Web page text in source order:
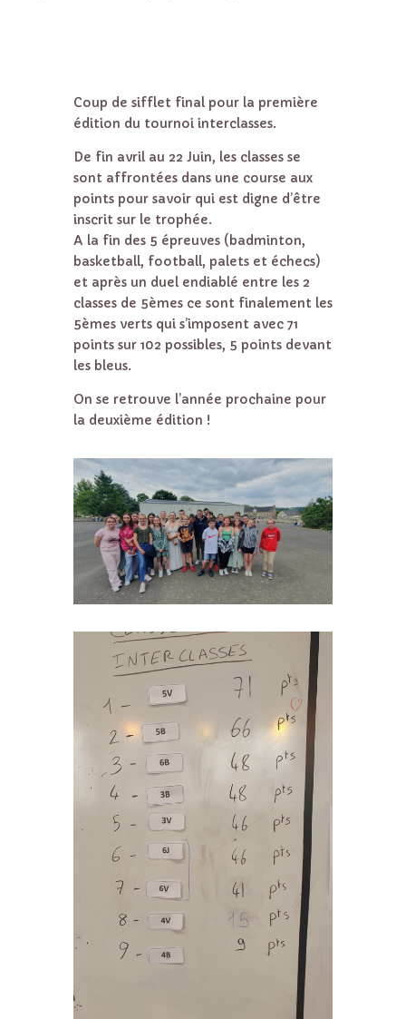
Coup de sifflet final pour la première
édition du tournoi interclasses.
De fin avril au 22 Juin, les classes se
sont affrontées dans une course aux
points pour savoir qui est digne d’être
inscrit sur le trophée.
A la fin des 5 épreuves (badminton,
basketball, football, palets et échecs)
et après un duel endiablé entre les 2
classes de 5èmes ce sont finalement les
5èmes verts qui s’imposent avec 71
points sur 102 possibles, 5 points devant
les bleus.
On se retrouve l’année prochaine pour
la deuxième édition !